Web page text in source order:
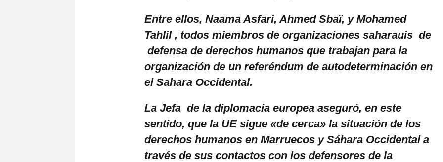
Entre ellos, Naama Asfari, Ahmed Sbaï, y Mohamed
Tahlil , todos miembros de organizaciones saharauis de
defensa de derechos humanos que trabajan para la
organización de un referéndum de autodeterminación en
el Sahara Occidental.
La Jefa de la diplomacia europea aseguró, en este
sentido, que la UE sigue «de cerca» la situación de los
derechos humanos en Marruecos y Sáhara Occidental a
través de sus contactos con los defensores de la